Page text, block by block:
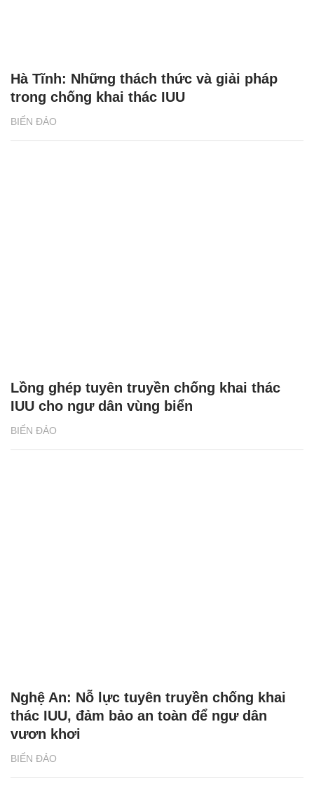
BIỂN ĐẢO
Hà Tĩnh: Những thách thức và giải pháp
trong chống khai thác IUU
BIỂN ĐẢO
Lồng ghép tuyên truyền chống khai thác
IUU cho ngư dân vùng biển
BIỂN ĐẢO
Nghệ An: Nỗ lực tuyên truyền chống khai
thác IUU, đảm bảo an toàn để ngư dân
vươn khơi